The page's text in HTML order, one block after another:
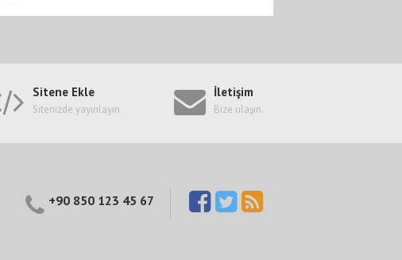
Sitene Ekle
Sitenizde yayınlayın.
İletişim
Bize ulaşın.
+90 850 123 45 67